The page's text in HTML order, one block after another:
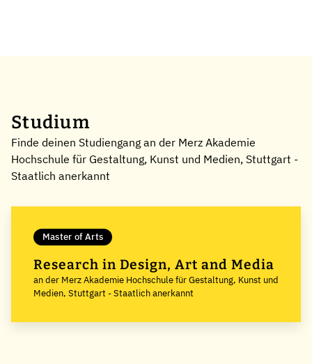
Studium
Finde deinen Studiengang an der Merz Akademie
Hochschule für Gestaltung, Kunst und Medien, Stuttgart -
Staatlich anerkannt
Master of Arts
Research in Design, Art and Media
an der Merz Akademie Hochschule für Gestaltung, Kunst und
Medien, Stuttgart - Staatlich anerkannt